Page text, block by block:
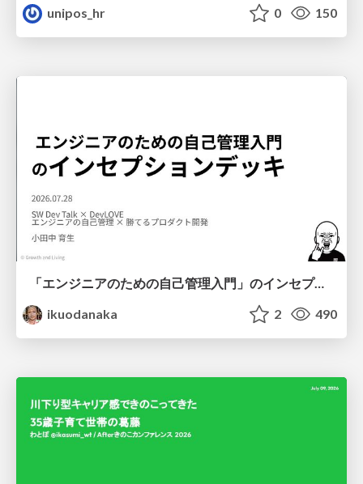
unipos_hr
0 150
「エンジニアのための自己管理入門」のインセプションデッキ/Inception Deck of Self-Management beginner's guide book
ikuodanaka
2 490